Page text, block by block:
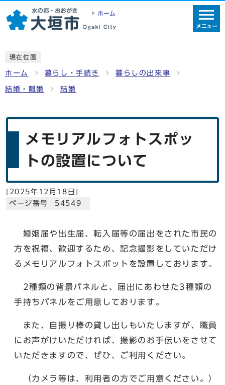
ホーム
メニュー
現在位置
ホーム 暮らし・手続き 暮らしの出来事
結婚・離婚 結婚
メモリアルフォトスポッ
トの設置について
[ 2025年12月18日]
ページ番号 54549
婚姻届や出生届、転入届等の届出をされた市民の
方を祝福、歓迎するため、記念撮影をしていただけ
るメモリアルフォトスポットを設置しております。
2種類の背景パネルと、届出にあわせた3種類の
手持ちパネルをご用意しております。
また、自撮り棒の貸し出しもいたしますが、職員
にお声がけいただければ、撮影のお手伝いをさせて
いただきますので、ぜひ、ご利用ください。
（カメラ等は、利用者の方でご用意ください。）